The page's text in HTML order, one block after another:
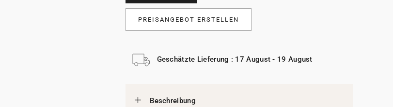
PREISANGEBOT ERSTELLEN
Geschätzte Lieferung : 17 August - 19 August
Beschreibung